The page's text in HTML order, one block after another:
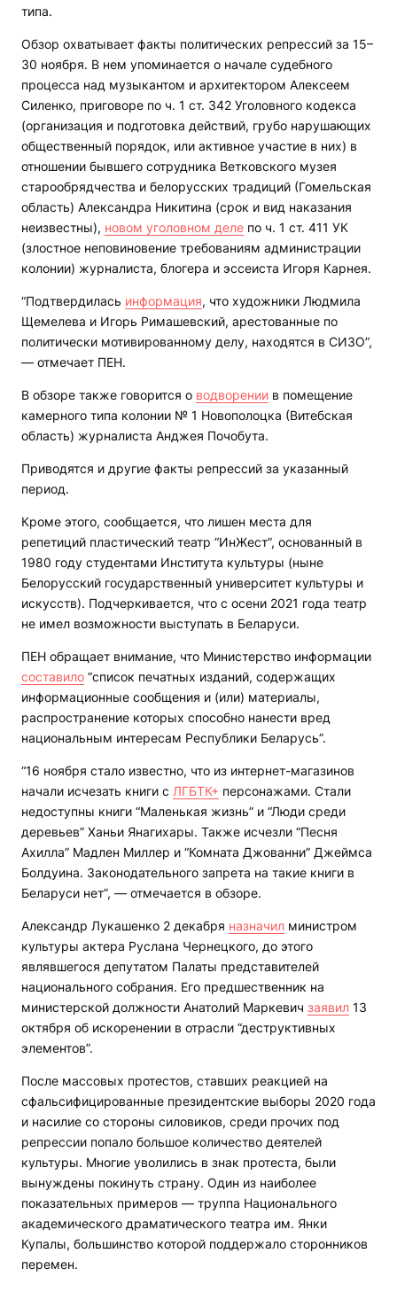
типа.
Обзор охватывает факты политических репрессий за 15–
30 ноября. В нем упоминается о начале судебного
процесса над музыкантом и архитектором Алексеем
Силенко, приговоре по ч. 1 ст. 342 Уголовного кодекса
(организация и подготовка действий, грубо нарушающих
общественный порядок, или активное участие в них) в
отношении бывшего сотрудника Ветковского музея
старообрядчества и белорусских традиций (Гомельская
область) Александра Никитина (срок и вид наказания
неизвестны), новом уголовном деле по ч. 1 ст. 411 УК
(злостное неповиновение требованиям администрации
колонии) журналиста, блогера и эссеиста Игоря Карнея.
“Подтвердилась информация, что художники Людмила
Щемелева и Игорь Римашевский, арестованные по
политически мотивированному делу, находятся в СИЗО”,
— отмечает ПЕН.
В обзоре также говорится о водворении в помещение
камерного типа колонии № 1 Новополоцка (Витебская
область) журналиста Анджея Почобута.
Приводятся и другие факты репрессий за указанный
период.
Кроме этого, сообщается, что лишен места для
репетиций пластический театр “ИнЖест”, основанный в
1980 году студентами Института культуры (ныне
Белорусский государственный университет культуры и
искусств). Подчеркивается, что с осени 2021 года театр
не имел возможности выступать в Беларуси.
ПЕН обращает внимание, что Министерство информации
составило “список печатных изданий, содержащих
информационные сообщения и (или) материалы,
распространение которых способно нанести вред
национальным интересам Республики Беларусь”.
“16 ноября стало известно, что из интернет-магазинов
начали исчезать книги с ЛГБТК+ персонажами. Стали
недоступны книги “Маленькая жизнь” и “Люди среди
деревьев” Ханьи Янагихары. Также исчезли “Песня
Ахилла” Мадлен Миллер и “Комната Джованни” Джеймса
Болдуина. Законодательного запрета на такие книги в
Беларуси нет”, — отмечается в обзоре.
Александр Лукашенко 2 декабря назначил министром
культуры актера Руслана Чернецкого, до этого
являвшегося депутатом Палаты представителей
национального собрания. Его предшественник на
министерской должности Анатолий Маркевич заявил 13
октября об искоренении в отрасли “деструктивных
элементов”.
После массовых протестов, ставших реакцией на
сфальсифицированные президентские выборы 2020 года
и насилие со стороны силовиков, среди прочих под
репрессии попало большое количество деятелей
культуры. Многие уволились в знак протеста, были
вынуждены покинуть страну. Один из наиболее
показательных примеров — труппа Национального
академического драматического театра им. Янки
Купалы, большинство которой поддержало сторонников
перемен.